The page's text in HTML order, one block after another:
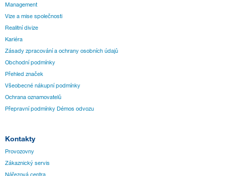
Management
Vize a mise společnosti
Realitní divize
Kariéra
Zásady zpracování a ochrany osobních údajů
Obchodní podmínky
Přehled značek
Všeobecné nákupní podmínky
Ochrana oznamovatelů
Přepravní podmínky Démos odvozu
Kontakty
Provozovny
Zákaznický servis